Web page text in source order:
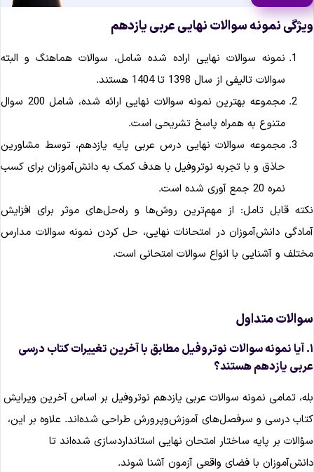
نمونه سوالات نهایی عربی یازدهم
نمونه سوالات نهایی اراده شده شامل، سوالات هماهنگ و البته
سوالات تالیفی از سال 1398 تا 1404 هستند.
مجموعه بهترین نمونه سوالات نهایی ارائه شده، شامل 200 سوال
متنوع به همراه پاسخ تشریحی است.
مجموعه سوالات نهایی درس عربی پایه یازدهم، توسط مشاورین
حاذق و با تجربه نوتروفیل با هدف کمک به دانش‌آموزان برای کسب
نمره 20 جمع آوری شده است.
قابل تامل: از مهم‌ترین روش‌ها و راه‌حل‌های موثر برای افزایش
دانش‌آموزان در امتحانات نهایی، حل کردن نمونه سوالات مدارس
و آشنایی با انواع سوالات امتحانی است.
متداول
۱. آیا نمونه سوالات نوتروفیل مطابق با آخرین تغییرات کتاب درسی
یازدهم هستند؟
تمامی نمونه سوالات عربی یازدهم نوتروفیل بر اساس آخرین ویرایش
درسی و سرفصل‌های آموزش‌وپرورش طراحی شده‌اند. علاوه بر این،
بر پایه ساختار امتحان نهایی استانداردسازی شده‌اند تا
با فضای واقعی آزمون آشنا شوند.